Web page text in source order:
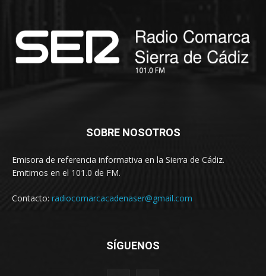
SOBRE NOSOTROS
Emisora de referencia informativa en la Sierra de Cádiz.
Emitimos en el 101.0 de FM.
Contacto: radiocomarcacadenaser@gmail.com
SÍGUENOS